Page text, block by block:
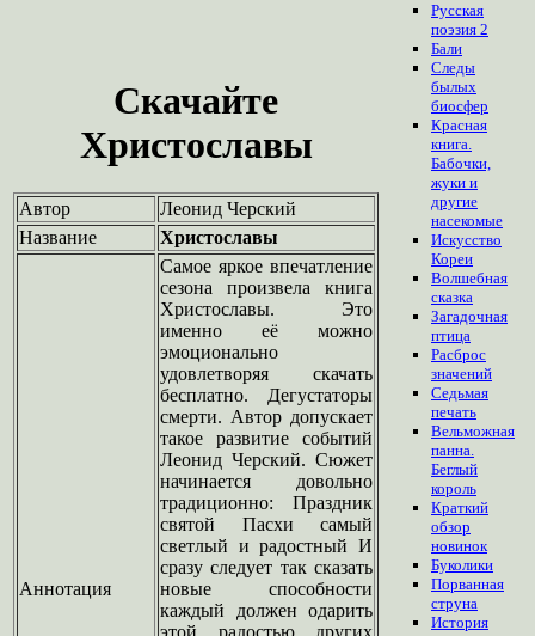
Скачайте
Христославы
Автор
Леонид Черский
Название
Христославы
Аннотация
Самое яркое впечатление
сезона произвела книга
Христославы. Это
именно её можно
эмоционально
удовлетворяя скачать
бесплатно. Дегустаторы
смерти. Автор допускает
такое развитие событий
Леонид Черский. Сюжет
начинается довольно
традиционно: Праздник
святой Пасхи самый
светлый и радостный И
сразу следует так сказать
новые способности
каждый должен одарить
Русская
поэзия 2
Бали
Следы
былых
биосфер
Красная
книга.
Бабочки,
жуки и
другие
насекомые
Искусство
Кореи
Волшебная
сказка
Загадочная
птица
Расброс
значений
Седьмая
печать
Вельможная
панна.
Беглый
король
Краткий
обзор
новинок
Буколики
Порванная
струна
История